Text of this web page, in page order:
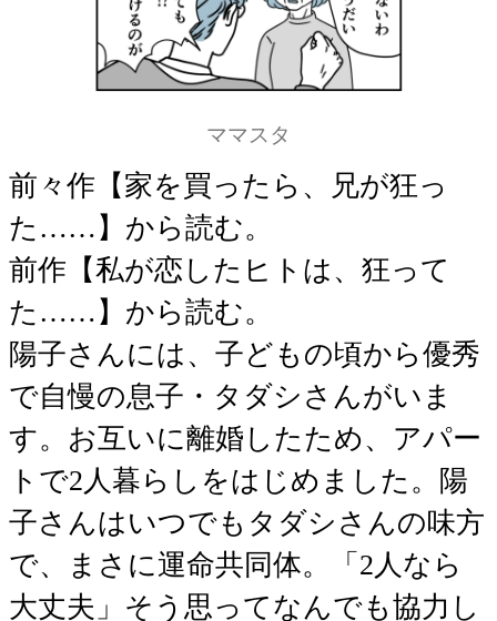
ママスタ
前々作【家を買ったら、兄が狂っ
た……】から読む。
前作【私が恋したヒトは、狂って
た……】から読む。
陽子さんには、子どもの頃から優秀
で自慢の息子・タダシさんがいま
す。お互いに離婚したため、アパー
トで2人暮らしをはじめました。陽
子さんはいつでもタダシさんの味方
で、まさに運命共同体。「2人なら
大丈夫」そう思ってなんでも協力し